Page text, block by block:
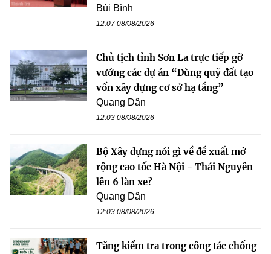
Bùi Bình
12:07 08/08/2026
Chủ tịch tỉnh Sơn La trực tiếp gỡ
vướng các dự án “Dùng quỹ đất tạo
vốn xây dựng cơ sở hạ tầng”
Quang Dân
12:03 08/08/2026
Bộ Xây dựng nói gì về đề xuất mở
rộng cao tốc Hà Nội - Thái Nguyên
lên 6 làn xe?
Quang Dân
12:03 08/08/2026
Tăng kiểm tra trong công tác chống